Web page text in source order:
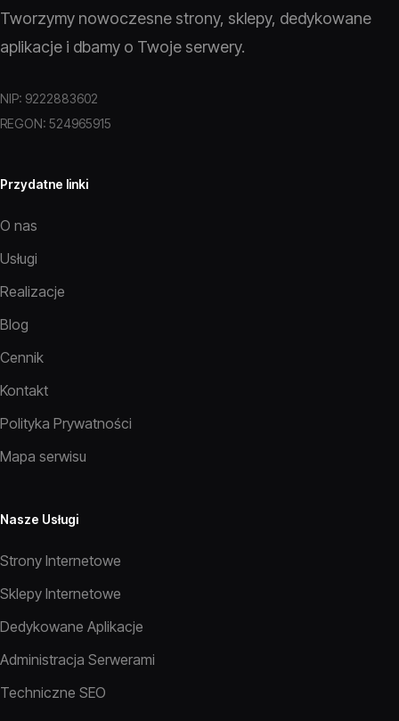
Tworzymy nowoczesne strony, sklepy, dedykowane
aplikacje i dbamy o Twoje serwery.
NIP: 9222883602
REGON: 524965915
Przydatne linki
O nas
Usługi
Realizacje
Blog
Cennik
Kontakt
Polityka Prywatności
Mapa serwisu
Nasze Usługi
Strony Internetowe
Sklepy Internetowe
Dedykowane Aplikacje
Administracja Serwerami
Techniczne SEO